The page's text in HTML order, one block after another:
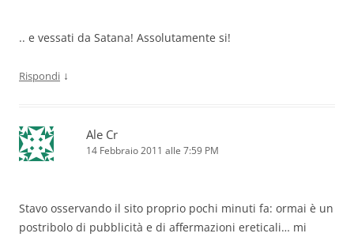
.. e vessati da Satana! Assolutamente si!
Rispondi ↓
Ale Cr
14 Febbraio 2011 alle 7:59 PM
Stavo osservando il sito proprio pochi minuti fa: ormai è un
postribolo di pubblicità e di affermazioni ereticali… mi